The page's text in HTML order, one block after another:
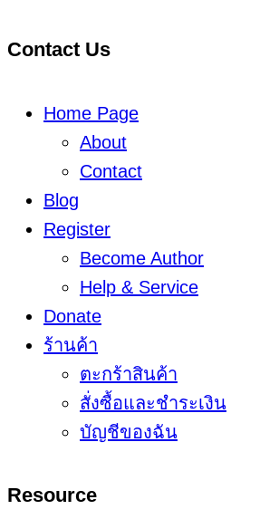
Contact Us
Home Page
About
Contact
Blog
Register
Become Author
Help & Service
Donate
ร้านค้า
ตะกร้าสินค้า
สั่งซื้อและชำระเงิน
บัญชีของฉัน
Resource